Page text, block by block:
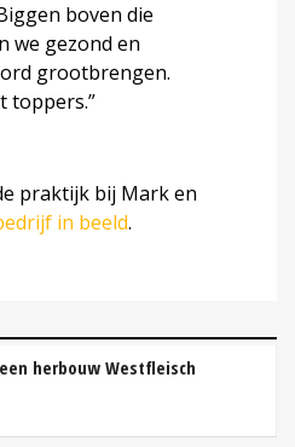
boven die
we gezond en
grootbrengen.
toppers.”
praktijk bij Mark en
in beeld.
herbouw Westfleisch